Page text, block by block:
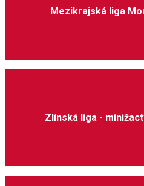
Mezikrajská liga
Zlínská liga -